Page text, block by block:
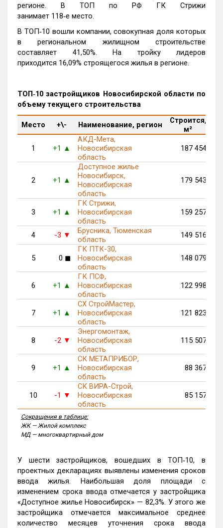
регионе. В ТОП по РФ ГК Стрижи
занимает 118‑е место.
В ТОП‑10 вошли компании, совокупная доля которых
в региональном жилищном строительстве
составляет 41,50%. На тройку лидеров
приходится 16,09% строящегося жилья в регионе.
ТОП‑10 застройщиков Новосибирской области по
объему текущего строительства
Место +\- Наименование, регион
Строится,
м²
1 +1 ▲
АКД-Мета,
Новосибирская
область
187 454
2 +1 ▲
Доступное жилье
Новосибирск,
Новосибирская
область
179 543
3 +1 ▲
ГК Стрижи,
Новосибирская
область
159 257
4 -3 ▼
Брусника, Тюменская
область
149 516
5 0 ◼
ГК ПТК-30,
Новосибирская
область
148 079
6 +1 ▲
ГК ПСФ,
Новосибирская
область
122 998
7 +1 ▲
СХ СтройМастер,
Новосибирская
область
121 823
8 -2 ▼
Энергомонтаж,
Новосибирская
область
115 507
9 +1 ▲
СК МЕТАПРИБОР,
Новосибирская
область
88 367
10 -1 ▼
СК ВИРА-Строй,
Новосибирская
область
85 157
Сокращения в таблице:
ЖК — Жилой комплекс
МД — многоквартирный дом
У шести застройщиков, вошедших в ТОП‑10, в
проектных декларациях выявлены изменения сроков
ввода жилья. Наибольшая доля площади с
изменением срока ввода отмечается у застройщика
«Доступное жилье Новосибирск» — 82,3%. У этого же
застройщика отмечается максимальное среднее
количество месяцев уточнения срока ввода